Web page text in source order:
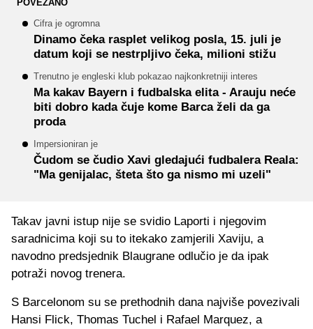
POVEZANO
Cifra je ogromna
Dinamo čeka rasplet velikog posla, 15. juli je
datum koji se nestrpljivo čeka, milioni stižu
Trenutno je engleski klub pokazao najkonkretniji interes
Ma kakav Bayern i fudbalska elita - Arauju neće
biti dobro kada čuje kome Barca želi da ga
proda
Impersioniran je
Čudom se čudio Xavi gledajući fudbalera Reala:
"Ma genijalac, šteta što ga nismo mi uzeli"
Takav javni istup nije se svidio Laporti i njegovim
saradnicima koji su to itekako zamjerili Xaviju, a
navodno predsjednik Blaugrane odlučio je da ipak
potraži novog trenera.
S Barcelonom su se prethodnih dana najviše povezivali
Hansi Flick, Thomas Tuchel i Rafael Marquez, a